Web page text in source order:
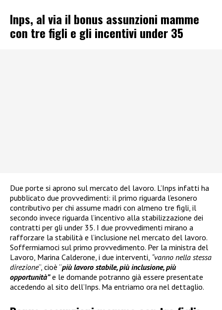
Inps, al via il bonus assunzioni mamme
con tre figli e gli incentivi under 35
Due porte si aprono sul mercato del lavoro. L’Inps infatti ha
pubblicato due provvedimenti: il primo riguarda l’esonero
contributivo per chi assume madri con almeno tre figli, il
secondo invece riguarda l’incentivo alla stabilizzazione dei
contratti per gli under 35. I due provvedimenti mirano a
rafforzare la stabilità e l’inclusione nel mercato del lavoro.
Soffermiamoci sul primo provvedimento. Per la ministra del
Lavoro, Marina Calderone, i due interventi, “vanno nella stessa
direzione“, cioè “più lavoro stabile, più inclusione, più
opportunità”e le domande potranno già essere presentate
accedendo al sito dell’Inps. Ma entriamo ora nel dettaglio.